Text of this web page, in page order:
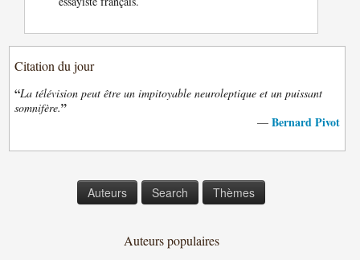
Citation du jour
“La télévision peut être un impitoyable neuroleptique et un puissant
somnifère.”
— Bernard Pivot
Auteurs Search Thèmes
Auteurs populaires